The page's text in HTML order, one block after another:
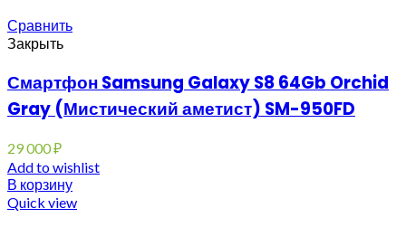
Сравнить
Закрыть
Смартфон Samsung Galaxy S8 64Gb Orchid
Gray (Мистический аметист) SM-950FD
29 000₽
Add to wishlist
В корзину
Quick view